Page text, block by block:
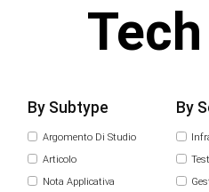
By Subtype
Argomento Di Studio
Articolo
Nota Applicativa
By